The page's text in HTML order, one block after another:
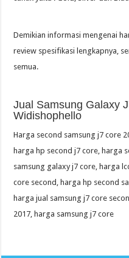
Demikian informasi mengenai
review spesifikasi lengkapnya,
semua.
Jual Samsung Galaxy
Widishophello
Harga second samsung j7 core
harga hp second j7 core, harga
samsung galaxy j7 core, harga
core second, harga hp second
harga jual samsung j7 core
2017, harga samsung j7 core